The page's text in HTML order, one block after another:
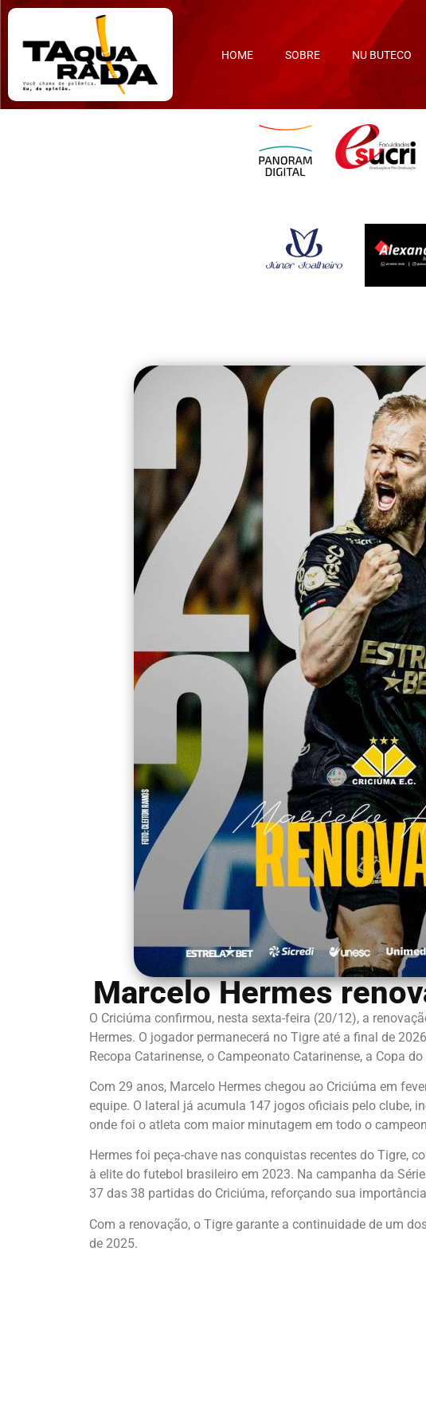
HOME SOBRE NU BUTECO
Marcelo Hermes
O Criciúma confirmou, nesta sexta-feira (20/12), a
Hermes. O jogador permanecerá no Tigre até a final de
Recopa Catarinense, o Campeonato Catarinense, a Copa
Com 29 anos, Marcelo Hermes chegou ao Criciúma em
equipe. O lateral já acumula 147 jogos oficiais pelo clube,
onde foi o atleta com maior minutagem em todo o
Hermes foi peça-chave nas conquistas recentes do Tigre,
à elite do futebol brasileiro em 2023. Na campanha da
37 das 38 partidas do Criciúma, reforçando sua
Com a renovação, o Tigre garante a continuidade de um
de 2025.